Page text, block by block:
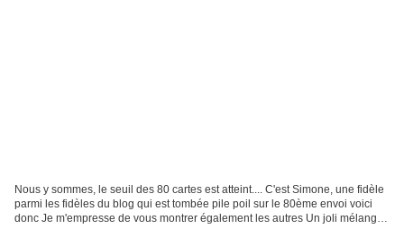
Nous y sommes, le seuil des 80 cartes est atteint.... C'est Simone, une fidèle
parmi les fidèles du blog qui est tombée pile poil sur le 80ème envoi voici
donc Je m'empresse de vous montrer également les autres Un joli mélange